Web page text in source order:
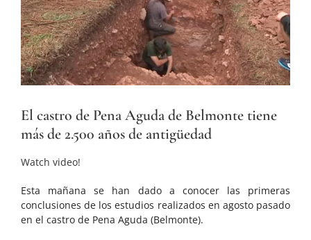
El castro de Pena Aguda de Belmonte tiene
más de 2.500 años de antigüedad
Watch video!
Esta mañana se han dado a conocer las primeras
conclusiones de los estudios realizados en agosto pasado
en el castro de Pena Aguda (Belmonte).